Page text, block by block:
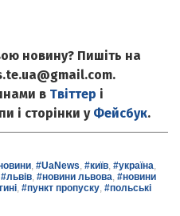
новину? Пишіть на
в Твіттер і
і сторінки у Фейсбук.
, #UaNews, #київ, #україна,
#львів, #новини львова, #новини
, #пункт пропуску, #польські